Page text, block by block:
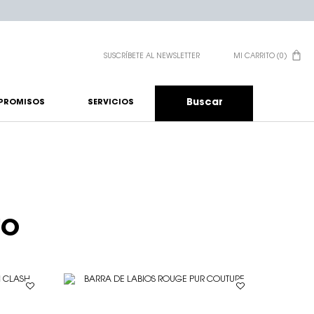
SUSCRÍBETE AL NEWSLETTER MI CARRITO 0
0 PRODUCTO EN EL
SERVICIOS Buscar